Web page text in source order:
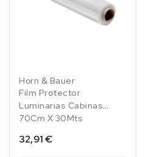
Horn & Bauer
Film Protector
Luminarias Cabinas
70Cm X 30Mts
32,91 €